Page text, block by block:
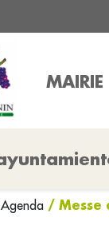
/ Messe